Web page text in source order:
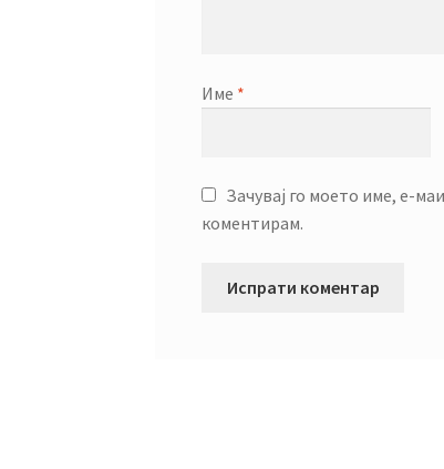
Име *
Зачувај го моето име, е-
коментирам.